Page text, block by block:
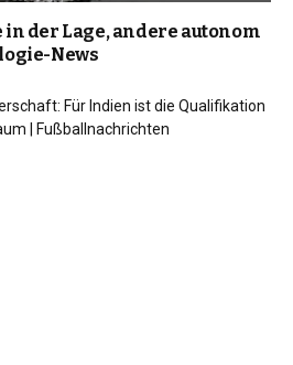
der Lage, andere autonom
News